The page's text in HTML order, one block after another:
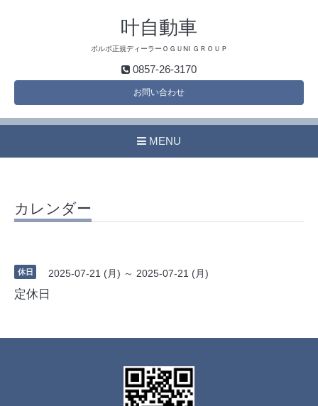
叶自動車
ボルボ正規ディーラーＯＧＵNI ＧＲＯＵＰ
0857-26-3170
お問い合わせ
MENU
カレンダー
休日 2025-07-21 (月) ～ 2025-07-21 (月)
定休日